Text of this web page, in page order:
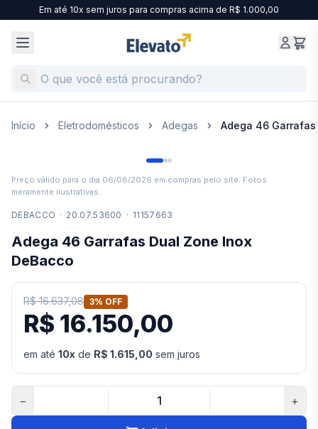
Em até 10x sem juros para compras acima de R$ 1.000,00
Início Eletrodomésticos Adegas Adega 46
Preço válido para o dia 06/08/2026 em compras pelo site. Fotos
meramente ilustrativas.
DEBACCO · 20.07.53600 · 11157663
Adega 46 Garrafas Dual Zone Inox
DeBacco
R$ 16.637,08 3% OFF
R$ 16.150,00
em até 10x de R$ 1.615,00 sem juros
− +